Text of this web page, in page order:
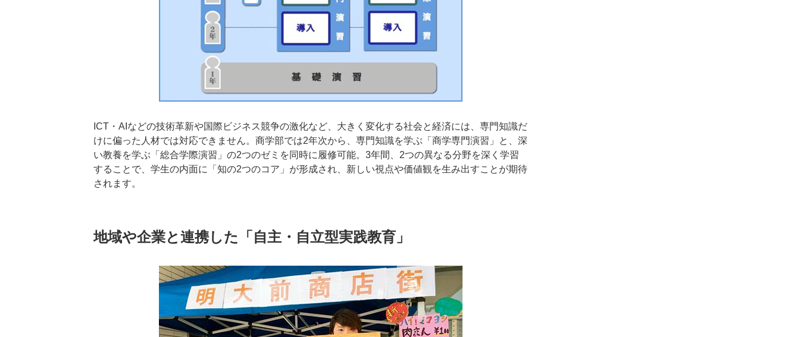
ICT・AIなどの技術革新や国際ビジネス競争の激化など、大きく変化する社会と経済には、専門知識だ
けに偏った人材では対応できません。商学部では2年次から、専門知識を学ぶ「商学専門演習」と、深
い教養を学ぶ「総合学際演習」の2つのゼミを同時に履修可能。3年間、2つの異なる分野を深く学習
することで、学生の内面に「知の2つのコア」が形成され、新しい視点や価値観を生み出すことが期待
されます。
地域や企業と連携した「自主・自立型実践教育」